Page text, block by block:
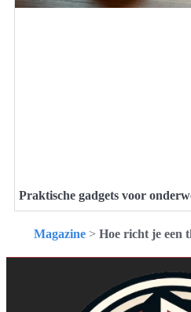
Praktische gadgets voor
Magazine > Hoe richt je een